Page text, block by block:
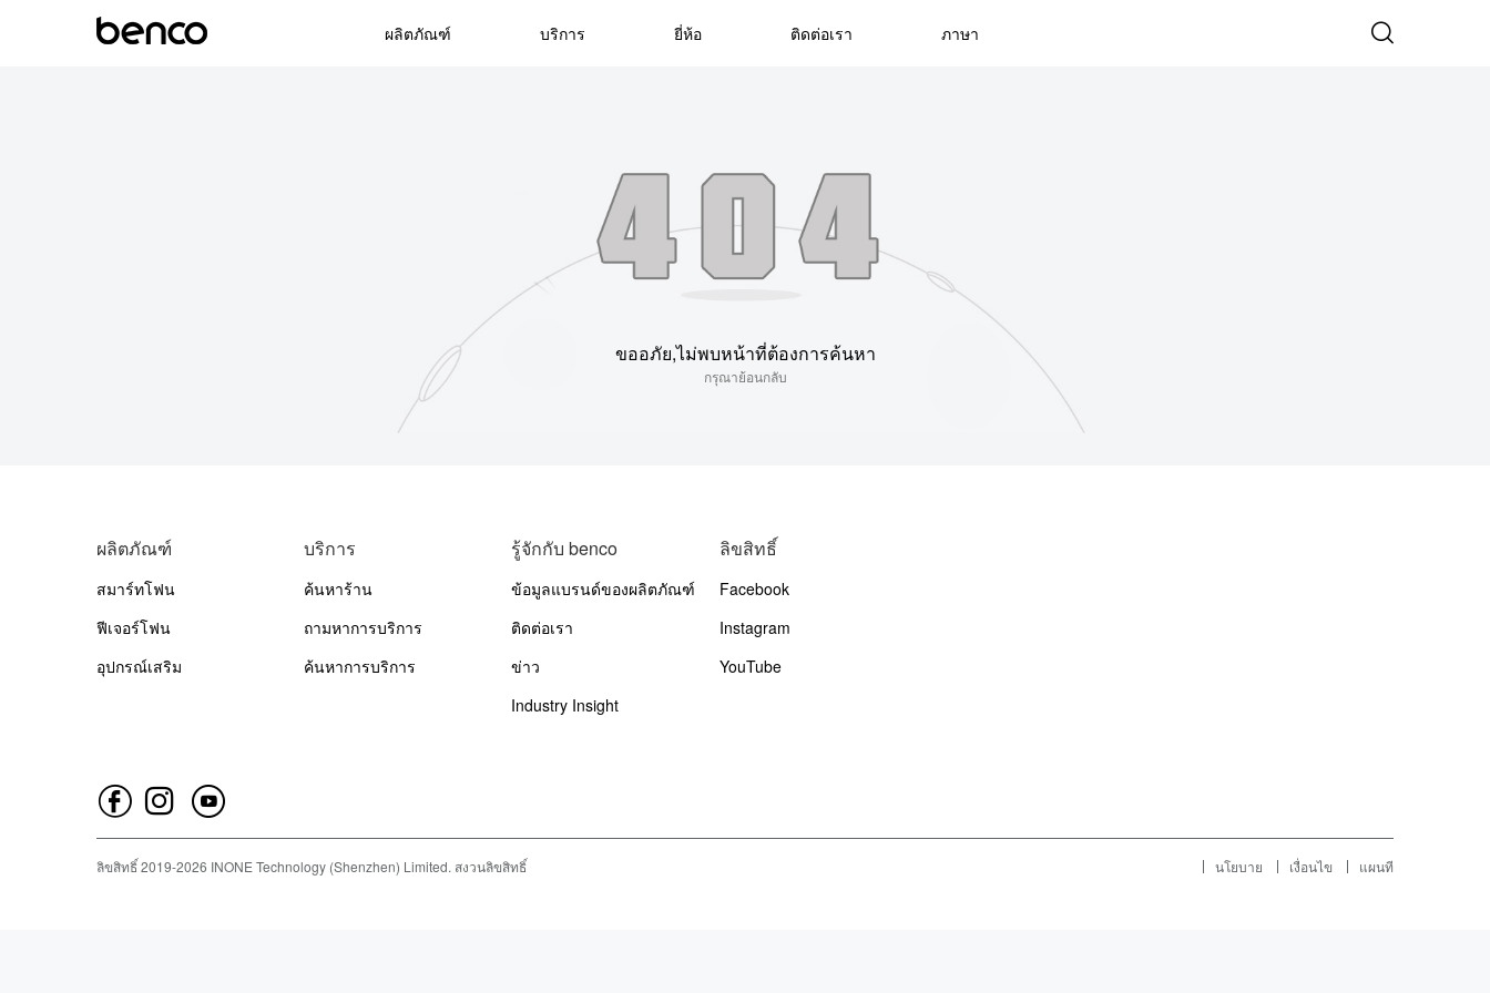
ผลิตภัณฑ์ บริการ ยี่ห้อ ติดต่อเรา ภาษา
ขออภัย,ไม่พบหน้าที่ต้องการค้นหา
กรุณาย้อนกลับ
ผลิตภัณฑ์
สมาร์ทโฟน
ฟีเจอร์โฟน
อุปกรณ์เสริม
บริการ
ค้นหาร้าน
ถามหาการบริการ
ค้นหาการบริการ
รู้จักกับ benco
ข้อมูลแบรนด์ของผลิตภัณฑ์
ติดต่อเรา
ข่าว
Industry Insight
ลิขสิทธิ์
Facebook
Instagram
YouTube
ลิขสิทธิ์2019-2026 INONE Technology (Shenzhen) Limited. สงวนลิขสิทธิ์ นโยบาย เงื่อนไข แผนที